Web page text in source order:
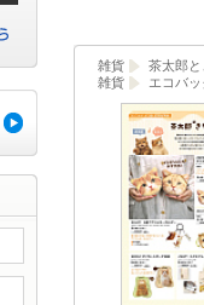
雑貨
茶太郎
雑貨
エコバ